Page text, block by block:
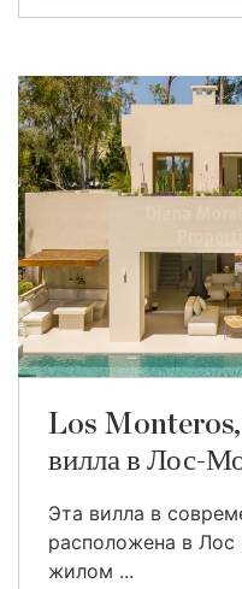
Los Monteros,
вилла в Лос-
Эта вилла в
расположена в
жилом ...